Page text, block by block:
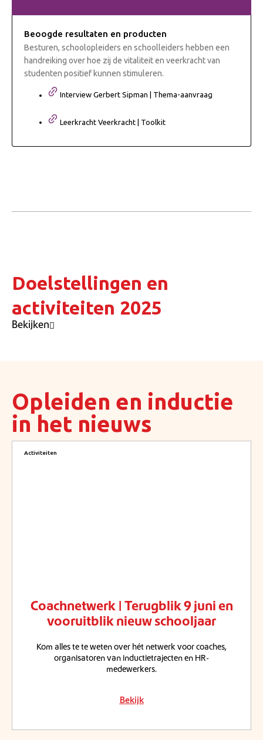
Beoogde resultaten en producten
Besturen, schoolopleiders en schoolleiders hebben een
handreiking over hoe zij de vitaliteit en veerkracht van
studenten positief kunnen stimuleren.
Interview Gerbert Sipman | Thema-aanvraag
Leerkracht Veerkracht | Toolkit
Doelstellingen en
activiteiten 2025
Bekijken
Opleiden en inductie
in het nieuws
Activiteiten
Coachnetwerk | Terugblik 9 juni en
vooruitblik nieuw schooljaar
Kom alles te te weten over hét netwerk voor coaches,
organisatoren van inductietrajecten en HR-
medewerkers.
Bekijk